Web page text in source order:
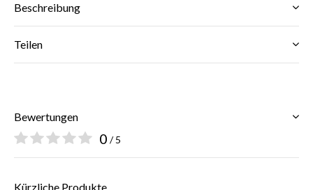
Beschreibung
Teilen
Bewertungen
0 / 5
Kürzliche Produkte